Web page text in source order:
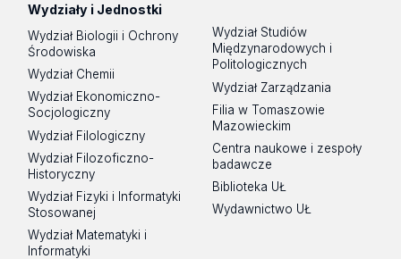
Wydziały i Jednostki
Wydział Biologii i Ochrony
Środowiska
Wydział Chemii
Wydział Ekonomiczno-
Socjologiczny
Wydział Filologiczny
Wydział Filozoficzno-
Historyczny
Wydział Fizyki i Informatyki
Stosowanej
Wydział Matematyki i
Informatyki
Wydział Studiów
Międzynarodowych i
Politologicznych
Wydział Zarządzania
Filia w Tomaszowie
Mazowieckim
Centra naukowe i zespoły
badawcze
Biblioteka UŁ
Wydawnictwo UŁ